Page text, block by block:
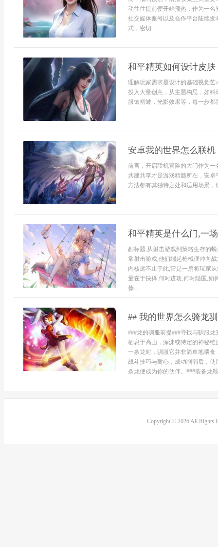
动往往提前便开始预热，作为一
社交媒体账号以及合作平台陆续
式，密切...
和平精英如何设计皮
理解玩家需求是设计的基础视觉
投入大量创意，从主题构思，如
服饰褶皱，光影效果等，每一步都
安卓我的世界怎么联
前言，开启联机冒险的大门作为
共建共享才是游戏精髓所在，安
方法都有其独特之处和适用场景
和平精英是什么门,一
副标题,从射击游戏到策略生存的
常射击游戏,他们端起枪械便冲向
内核远不止于此,它是一扇将玩家
量在于抉择,何时进攻,何时隐匿,如
莽...
## 我的世界怎么骑龙
###龙的驯服前提###寻找与驯服
栖息于高山，深渊或特定的神秘
一条龙时，驯服它并非简单地喂
战斗技巧与耐心，成功削弱后，
条龙便成为你的伙伴。###装备龙
Copyright © 2026 All Rights